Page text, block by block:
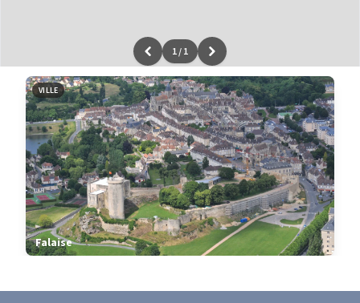
Leaflet|données ©OpenStreetMap/ODbL - renduOSM France
1 / 1
VILLE
Falaise